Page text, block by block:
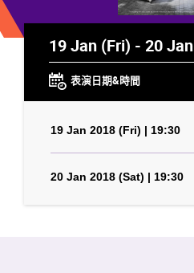
19 Jan (Fri) - 20
表演日期&時間
19 Jan 2018 (Fri) | 19:30
20 Jan 2018 (Sat) | 19:30